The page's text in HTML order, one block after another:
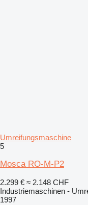
Umreifungsmaschine
5
Mosca RO-M-P2
2.299 € ≈ 2.148 CHF
Industriemaschinen -
1997